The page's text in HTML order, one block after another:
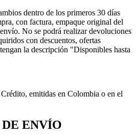
dentro de los primeros 30 días
con factura, empaque original del
No se podrá realizar devoluciones
con descuentos, ofertas
la descripción "Disponibles hasta
emitidas en Colombia o en el
ENVÍO